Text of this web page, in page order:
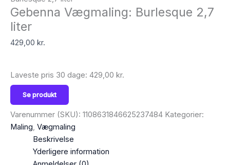
Gebenna Vægmaling: Burlesque 2,7
liter
429,00 kr.
Laveste pris 30 dage: 429,00 kr.
Se produkt
Varenummer (SKU): 1108631846625237484 Kategorier:
Maling, Vægmaling
Beskrivelse
Yderligere information